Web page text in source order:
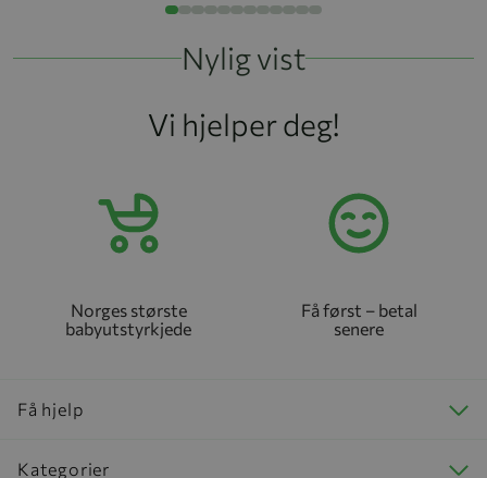
Nylig vist
Vi hjelper deg!
Norges største
babyutstyrkjede
Få først – betal
senere
Få hjelp
Kategorier